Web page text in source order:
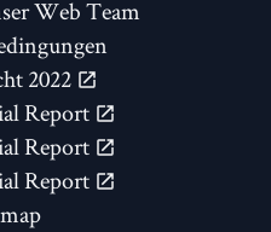
Web Team
2022
Report
Report
Report